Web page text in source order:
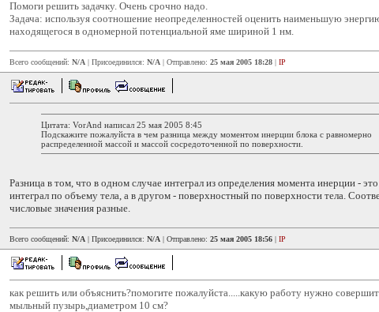
Помоги решить задачку. Очень срочно надо.
Задача: используя соотношение неопределенностей оценить наименьшую
находящегося в одномерной потенциальной яме шириной 1 нм.
Всего сообщений: N/A | Присоединился: N/A | Отправлено: 25 мая 2005 18:28 | IP
Цитата: VorAnd написал 25 мая 2005 8:45
Подскажите пожалуйста в чем разница между моментом инерции блока с равномерно
распределенной массой и массой сосредоточенной по поверхности.
Разница в том, что в одном случае интеграл из определения момента инерции -
интеграл по объему тела, а в другом - поверхностный по поверхности тела.
числовые значения разные.
Всего сообщений: N/A | Присоединился: N/A | Отправлено: 25 мая 2005 18:56 | IP
как решить или объяснить?помогите пожалуйста.....какую работу нужно
мыльный пузырь,диаметром 10 см?